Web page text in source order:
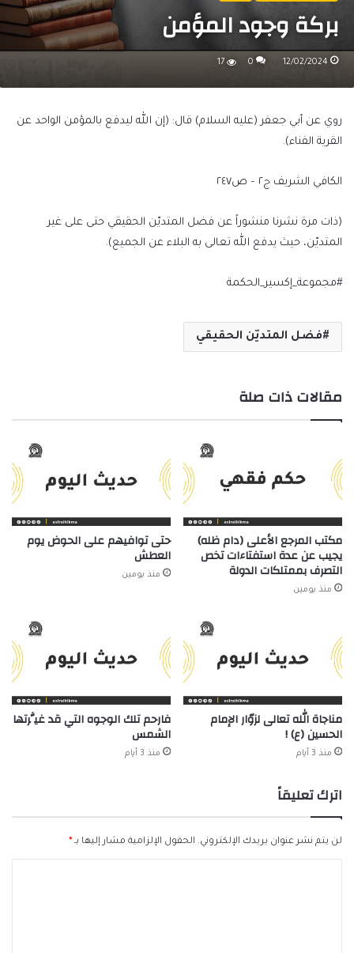
بركة وجود المؤمن
12/02/2024
0
17
روي عن أبي جعفر (عليه السلام) قال: (إن الله ليدفع بالمؤمن الواحد عن
القرية الفناء).
الكافي الشريف ج٢ – ص٢٤٧
(ذات مرة نشرنا منشوراً عن فضل المتديّن الحقيقي حتى على غير
المتديّن، حيث يدفع الله تعالى به البلاء عن الجميع).
#مجموعة_إكسير_الحكمة
فضل المتديّن الحقيقي
مقالات ذات صلة
مكتب المرجع الأعلى (دام ظله)
يجيب عن عدة استفتاءات تخص
التصرف بممتلكات الدولة
منذ يومين
حتى توافيهم على الحوض يوم
العطش
منذ يومين
مناجاة الله تعالى لزوّار الإمام
الحسين (ع) !
منذ 3 أيام
فارحم تلك الوجوه التي قد غيَّرتها
الشمس
منذ 3 أيام
اترك تعليقاً
لن يتم نشر عنوان بريدك الإلكتروني. الحقول الإلزامية مشار إليها بـ *